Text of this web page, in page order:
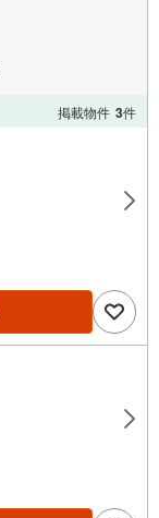
掲載物件 3件